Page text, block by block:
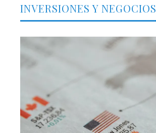
INVERSIONES Y NEGOCIOS